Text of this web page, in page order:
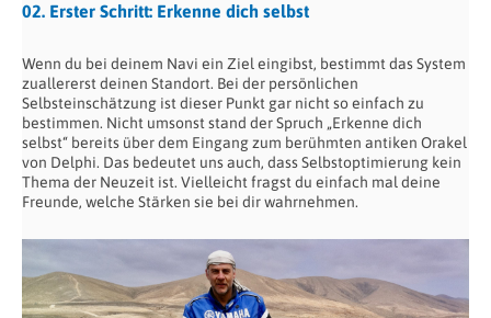
02. Erster Schritt: Erkenne dich selbst
Wenn du bei deinem Navi ein Ziel eingibst, bestimmt das System
zuallererst deinen Standort. Bei der persönlichen
Selbsteinschätzung ist dieser Punkt gar nicht so einfach zu
bestimmen. Nicht umsonst stand der Spruch „Erkenne dich
selbst“ bereits über dem Eingang zum berühmten antiken Orakel
von Delphi. Das bedeutet uns auch, dass Selbstoptimierung kein
Thema der Neuzeit ist. Vielleicht fragst du einfach mal deine
Freunde, welche Stärken sie bei dir wahrnehmen.